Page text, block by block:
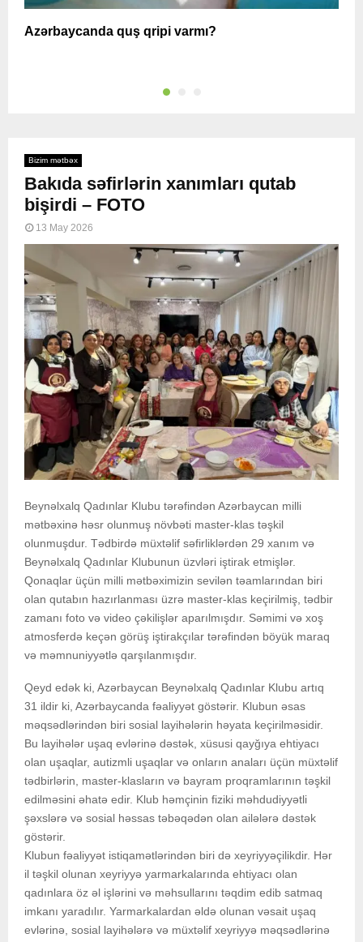
Azərbaycanda quş qripi varmı?
Bizim mətbəx
Bakıda səfirlərin xanımları qutab
bişirdi – FOTO
13 May 2026
Beynəlxalq Qadınlar Klubu tərəfindən Azərbaycan milli
mətbəxinə həsr olunmuş növbəti master-klas təşkil
olunmuşdur. Tədbirdə müxtəlif səfirliklərdən 29 xanım və
Beynəlxalq Qadınlar Klubunun üzvləri iştirak etmişlər.
Qonaqlar üçün milli mətbəximizin sevilən təamlarından biri
olan qutabın hazırlanması üzrə master-klas keçirilmiş, tədbir
zamanı foto və video çəkilişlər aparılmışdır. Səmimi və xoş
atmosferdə keçən görüş iştirakçılar tərəfindən böyük maraq
və məmnuniyyətlə qarşılanmışdır.
Qeyd edək ki, Azərbaycan Beynəlxalq Qadınlar Klubu artıq
31 ildir ki, Azərbaycanda fəaliyyət göstərir. Klubun əsas
məqsədlərindən biri sosial layihələrin həyata keçirilməsidir.
Bu layihələr uşaq evlərinə dəstək, xüsusi qayğıya ehtiyacı
olan uşaqlar, autizmli uşaqlar və onların anaları üçün müxtəlif
tədbirlərin, master-klasların və bayram proqramlarının təşkil
edilməsini əhatə edir. Klub həmçinin fiziki məhdudiyyətli
şəxslərə və sosial həssas təbəqədən olan ailələrə dəstək
göstərir.
Klubun fəaliyyət istiqamətlərindən biri də xeyriyyəçilikdir. Hər
il təşkil olunan xeyriyyə yarmarkalarında ehtiyacı olan
qadınlara öz əl işlərini və məhsullarını təqdim edib satmaq
imkanı yaradılır. Yarmarkalardan əldə olunan vəsait uşaq
evlərinə, sosial layihələrə və müxtəlif xeyriyyə məqsədlərinə